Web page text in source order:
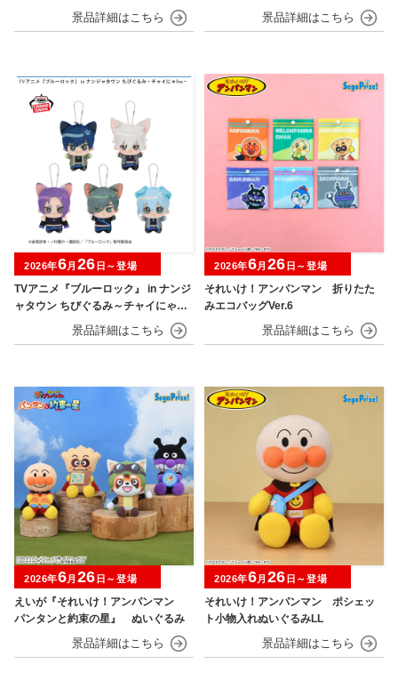
TVアニメ『ブルーロック』 in ナンジ
ャタウン ちびぐるみ～チャイにゃFe
2026年6月 26 日～登場
それいけ！アンパンマン 折りたた
みエコバッグVer.6
2026年6月 26 日～登場
えいが『それいけ！アンパンマン
パンタンと約束の星』 ぬいぐるみ
2026年6月 26 日～登場
それいけ！アンパンマン ポシェッ
ト小物入れぬいぐるみLL
2026年6月 26 日～登場